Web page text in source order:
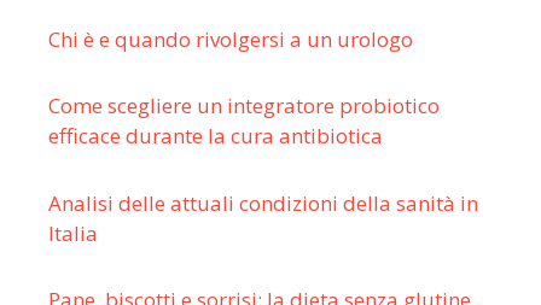
Chi è e quando rivolgersi a un urologo
Come scegliere un integratore probiotico
efficace durante la cura antibiotica
Analisi delle attuali condizioni della sanità in
Italia